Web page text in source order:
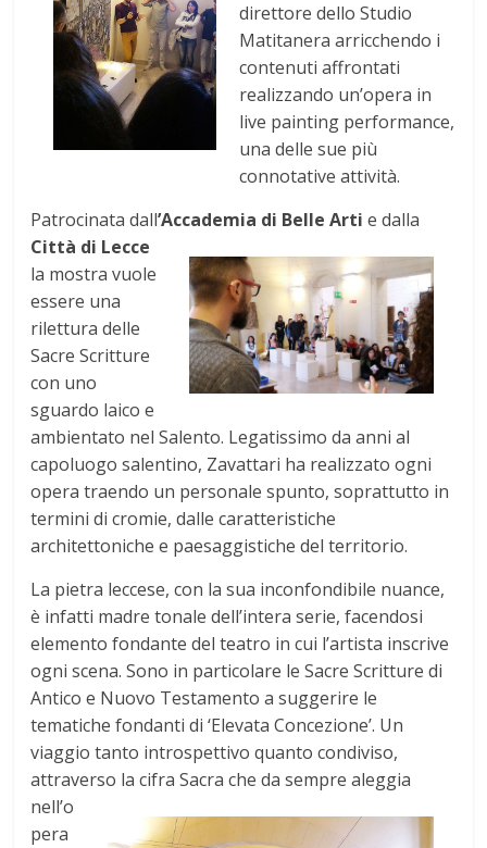
direttore dello Studio
Matitanera arricchendo i
contenuti affrontati
realizzando un’opera in
live painting performance,
una delle sue più
connotative attività.
Patrocinata dall’Accademia di Belle Arti e dalla
Città di Lecce
la mostra vuole
essere una
rilettura delle
Sacre Scritture
con uno
sguardo laico e
ambientato nel Salento. Legatissimo da anni al
capoluogo salentino, Zavattari ha realizzato ogni
opera traendo un personale spunto, soprattutto in
termini di cromie, dalle caratteristiche
architettoniche e paesaggistiche del territorio.
La pietra leccese, con la sua inconfondibile nuance,
è infatti madre tonale dell’intera serie, facendosi
elemento fondante del teatro in cui l’artista inscrive
ogni scena. Sono in particolare le Sacre Scritture di
Antico e Nuovo Testamento a suggerire le
tematiche fondanti di ‘Elevata Concezione’. Un
viaggio tanto introspettivo quanto condiviso,
attraverso la cifra Sacra che da sempre aleggia
nell’o
pera